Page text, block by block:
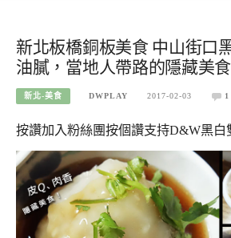
新北板橋銅板美食 中山街口
油膩，當地人帶路的隱藏美
新北-美食 DWPLAY 2017-02-03 1
按讚加入粉絲團按個讚支持D&W黑白